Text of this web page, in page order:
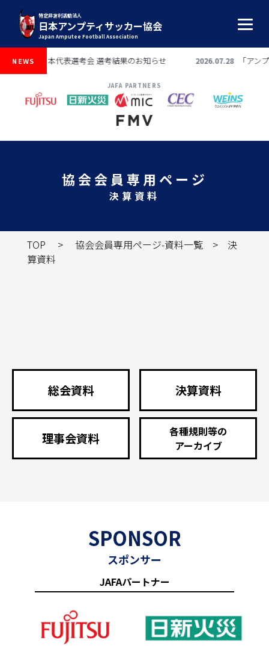
特定非営利活動法人
日本アンプティサッカー協会
Japan Amputee Football Association
NEWS
プ2026 日本代表選考会 選考結果のお知らせ 2026.07.28 「アンプ
JAFA PARTNERS
協会会員専用ページ
決算資料
TOP > 協会会員専用ページ-資料一覧> 決
算資料
総会資料 決算資料
理事会資料
各種規則等の
アーカイブ
SPONSOR
スポンサー
JAFAパートナー